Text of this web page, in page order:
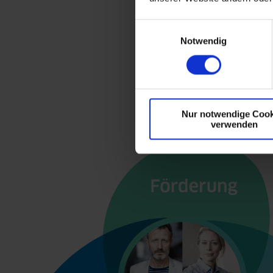
Notwendig
Nur notwendige
verwenden